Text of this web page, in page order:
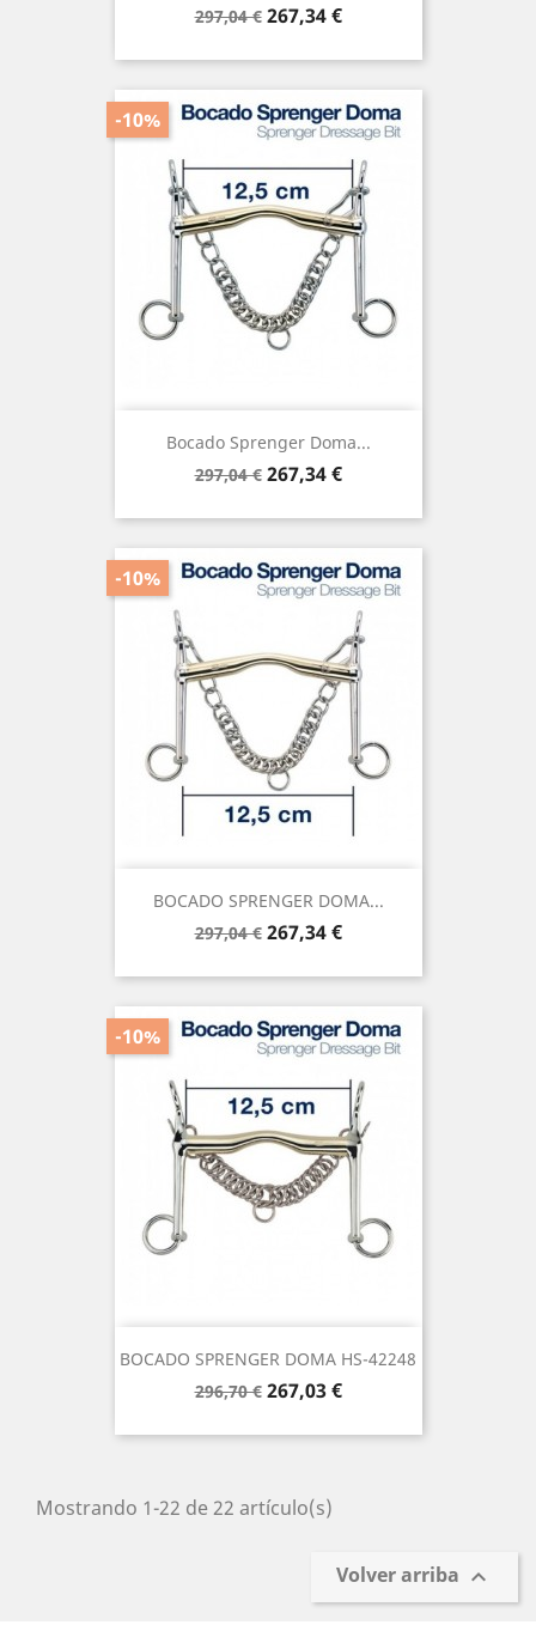
Precio
297,04 € Precio
267,34 €
Bocado Sprenger Doma...
Precio
297,04 €
-10%
Precio
267,34 €
BOCADO SPRENGER DOMA...
Precio
297,04 €
-10%
Precio
267,34 €
BOCADO SPRENGER DOMA HS-42248
Precio
296,70 €
-10%
Precio
267,03 €
Mostrando 1-22 de 22 artículo(s)
Volver arriba 